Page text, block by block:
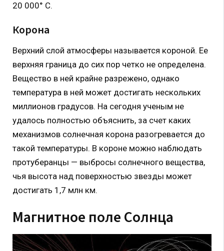
20 000° С.
Корона
Верхний слой атмосферы называется короной. Ее
верхняя граница до сих пор четко не определена.
Вещество в ней крайне разрежено, однако
температура в ней может достигать нескольких
миллионов градусов. На сегодня ученым не
удалось полностью объяснить, за счет каких
механизмов солнечная корона разогревается до
такой температуры. В короне можно наблюдать
протуберанцы — выбросы солнечного вещества,
чья высота над поверхностью звезды может
достигать 1,7 млн км.
Магнитное поле Солнца